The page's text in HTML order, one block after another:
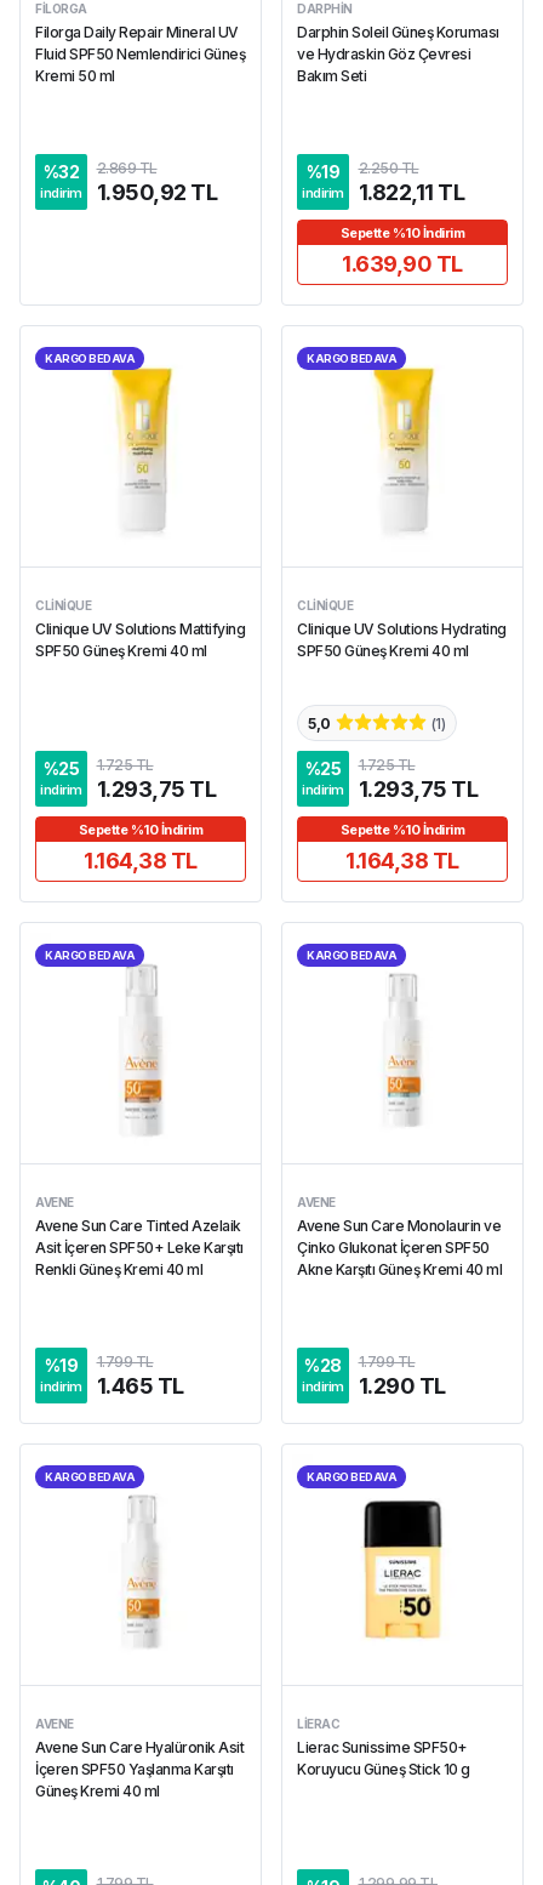
FILORGA
Filorga Daily Repair Mineral UV
Fluid SPF50 Nemlendirici Güneş
Kremi 50 ml
%32
indirim
2.869 TL
1.950,92 TL
DARPHIN
Darphin Soleil Güneş Koruması
ve Hydraskin Göz Çevresi
Bakım Seti
%19
indirim
2.250 TL
1.822,11 TL
Sepette %10 İndirim
1.639,90 TL
KARGO BEDAVA
CLINIQUE
Clinique UV Solutions Mattifying
SPF50 Güneş Kremi 40 ml
%25
indirim
1.725 TL
1.293,75 TL
Sepette %10 İndirim
1.164,38 TL
KARGO BEDAVA
CLINIQUE
Clinique UV Solutions Hydrating
SPF50 Güneş Kremi 40 ml
5,0 (1)
%25
indirim
1.725 TL
1.293,75 TL
Sepette %10 İndirim
1.164,38 TL
KARGO BEDAVA
AVENE
Avene Sun Care Tinted Azelaik
Asit İçeren SPF50+ Leke Karşıtı
Renkli Güneş Kremi 40 ml
%19
indirim
1.799 TL
1.465 TL
KARGO BEDAVA
AVENE
Avene Sun Care Monolaurin ve
Çinko Glukonat İçeren SPF50
Akne Karşıtı Güneş Kremi 40 ml
%28
indirim
1.799 TL
1.290 TL
KARGO BEDAVA
AVENE
Avene Sun Care Hyalüronik Asit
İçeren SPF50 Yaşlanma Karşıtı
Güneş Kremi 40 ml
KARGO BEDAVA
LIERAC
Lierac Sunissime SPF50+
Koruyucu Güneş Stick 10 g